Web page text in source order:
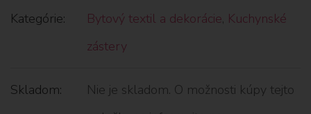
Kategórie: Bytový textil a dekorácie, Kuchynské
zástery
Skladom:
Nie je skladom. O možnosti kúpy tejto